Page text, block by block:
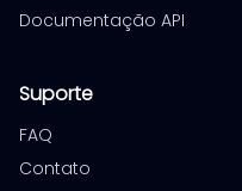
Documentação API
Suporte
FAQ
Contato